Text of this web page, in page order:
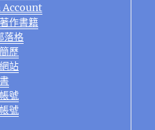
作書籍
落格
歷
站
號
號